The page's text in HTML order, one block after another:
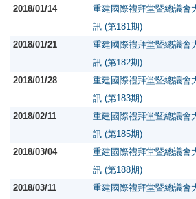
2018/01/14
重建國際禮拜堂暨總議
訊 (第181期)
2018/01/21
重建國際禮拜堂暨總議
訊 (第182期)
2018/01/28
重建國際禮拜堂暨總議
訊 (第183期)
2018/02/11
重建國際禮拜堂暨總議
訊 (第185期)
2018/03/04
重建國際禮拜堂暨總議
訊 (第188期)
2018/03/11
重建國際禮拜堂暨總議